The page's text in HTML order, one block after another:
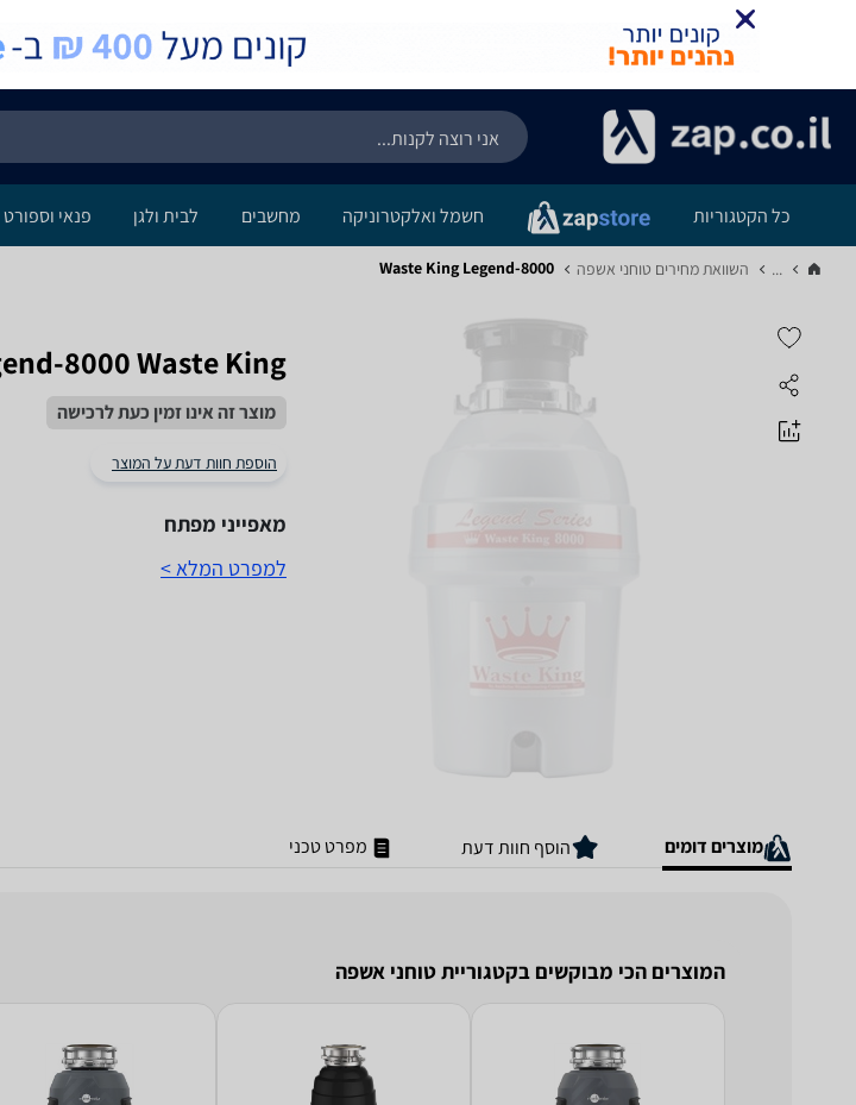
כל הקטגוריות חשמל ואלקטרוניקה מחשבים לבית ולגן פנאי וספורט
... השוואת מחירים טוחני אשפה‏ Waste King Legend-8000
Waste King ‏Legend-8000
מוצר זה אינו זמין כעת לרכישה
הוספת חוות דעת על המוצר
מאפייני מפתח
למפרט המלא >
מוצרים דומים הוסף חוות דעת מפרט טכני
המוצרים הכי מבוקשים בקטגוריית טוחני אשפה